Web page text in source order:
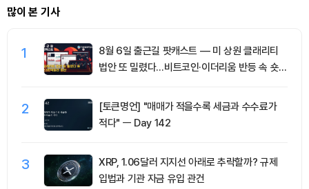
많이 본 기사
1
8월 6일 출근길 팟캐스트 — 미 상원 클래리티
법안 또 밀렸다…비트코인·이더리움 반등 속 숏
2
[토큰명언] "매매가 적을수록 세금과 수수료가
적다" ㅡ Day 142
3
XRP, 1.06달러 지지선 아래로 추락할까? 규제
입법과 기관 자금 유입 관건